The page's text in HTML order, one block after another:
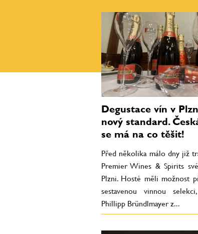
Degustace vín v
nový standard.
se má na co těšit!
Před několika málo dny již
Premier Wines & Spirits
Plzni. Hosté měli možnost
sestavenou vinnou
Phillipp Bründlmayer z...